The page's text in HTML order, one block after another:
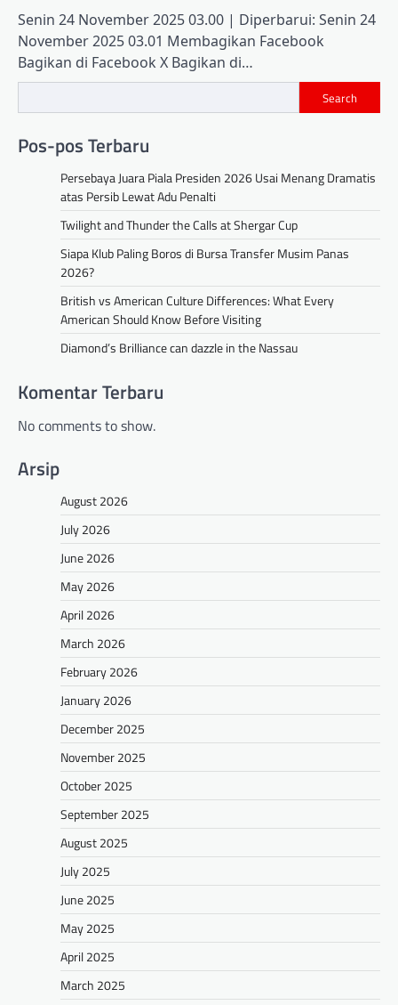
Senin 24 November 2025 03.00 | Diperbarui: Senin 24
November 2025 03.01 Membagikan Facebook
Bagikan di Facebook X Bagikan di…
Search
Pos-pos Terbaru
Persebaya Juara Piala Presiden 2026 Usai Menang Dramatis
atas Persib Lewat Adu Penalti
Twilight and Thunder the Calls at Shergar Cup
Siapa Klub Paling Boros di Bursa Transfer Musim Panas
2026?
British vs American Culture Differences: What Every
American Should Know Before Visiting
Diamond’s Brilliance can dazzle in the Nassau
Komentar Terbaru
No comments to show.
Arsip
August 2026
July 2026
June 2026
May 2026
April 2026
March 2026
February 2026
January 2026
December 2025
November 2025
October 2025
September 2025
August 2025
July 2025
June 2025
May 2025
April 2025
March 2025